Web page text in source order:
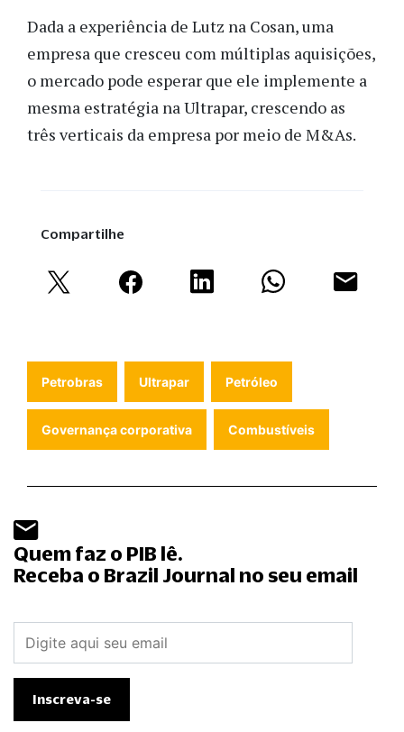
Dada a experiência de Lutz na Cosan, uma
empresa que cresceu com múltiplas aquisições,
o mercado pode esperar que ele implemente a
mesma estratégia na Ultrapar, crescendo as
três verticais da empresa por meio de M&As.
Compartilhe
Petrobras Ultrapar Petróleo
Governança corporativa Combustíveis
Quem faz o PIB lê.
Receba o Brazil Journal no seu email